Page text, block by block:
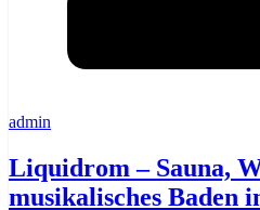
admin
Liquidrom – Sauna,
musikalisches Baden